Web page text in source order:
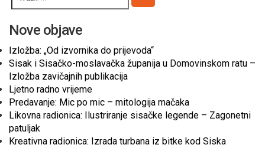
Pretraži
Nove objave
Izložba: „Od izvornika do prijevoda“
Sisak i Sisačko-moslavačka županija u Domovinskom ratu –
Izložba zavičajnih publikacija
Ljetno radno vrijeme
Predavanje: Mic po mic – mitologija mačaka
Likovna radionica: Ilustriranje sisačke legende – Zagonetni
patuljak
Kreativna radionica: Izrada turbana iz bitke kod Siska